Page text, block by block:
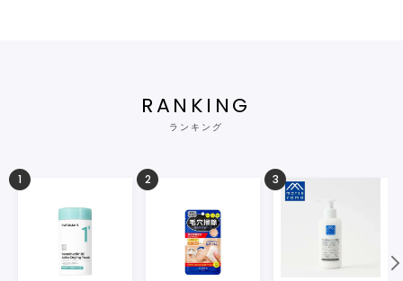
RANKING
ランキング
1 2 3